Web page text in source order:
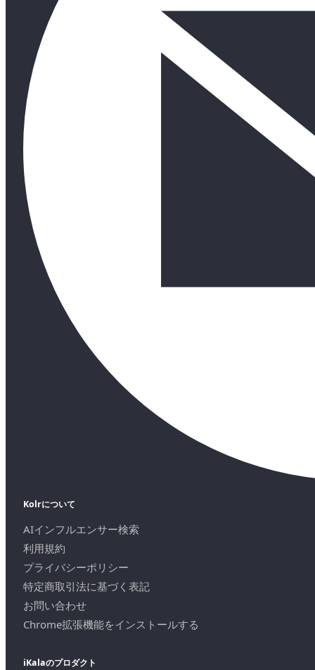
Kolrについて
AIインフルエンサー検索
利用規約
プライバシーポリシー
特定商取引法に基づく表記
お問い合わせ
Chrome拡張機能をインストールする
iKalaのプロダクト